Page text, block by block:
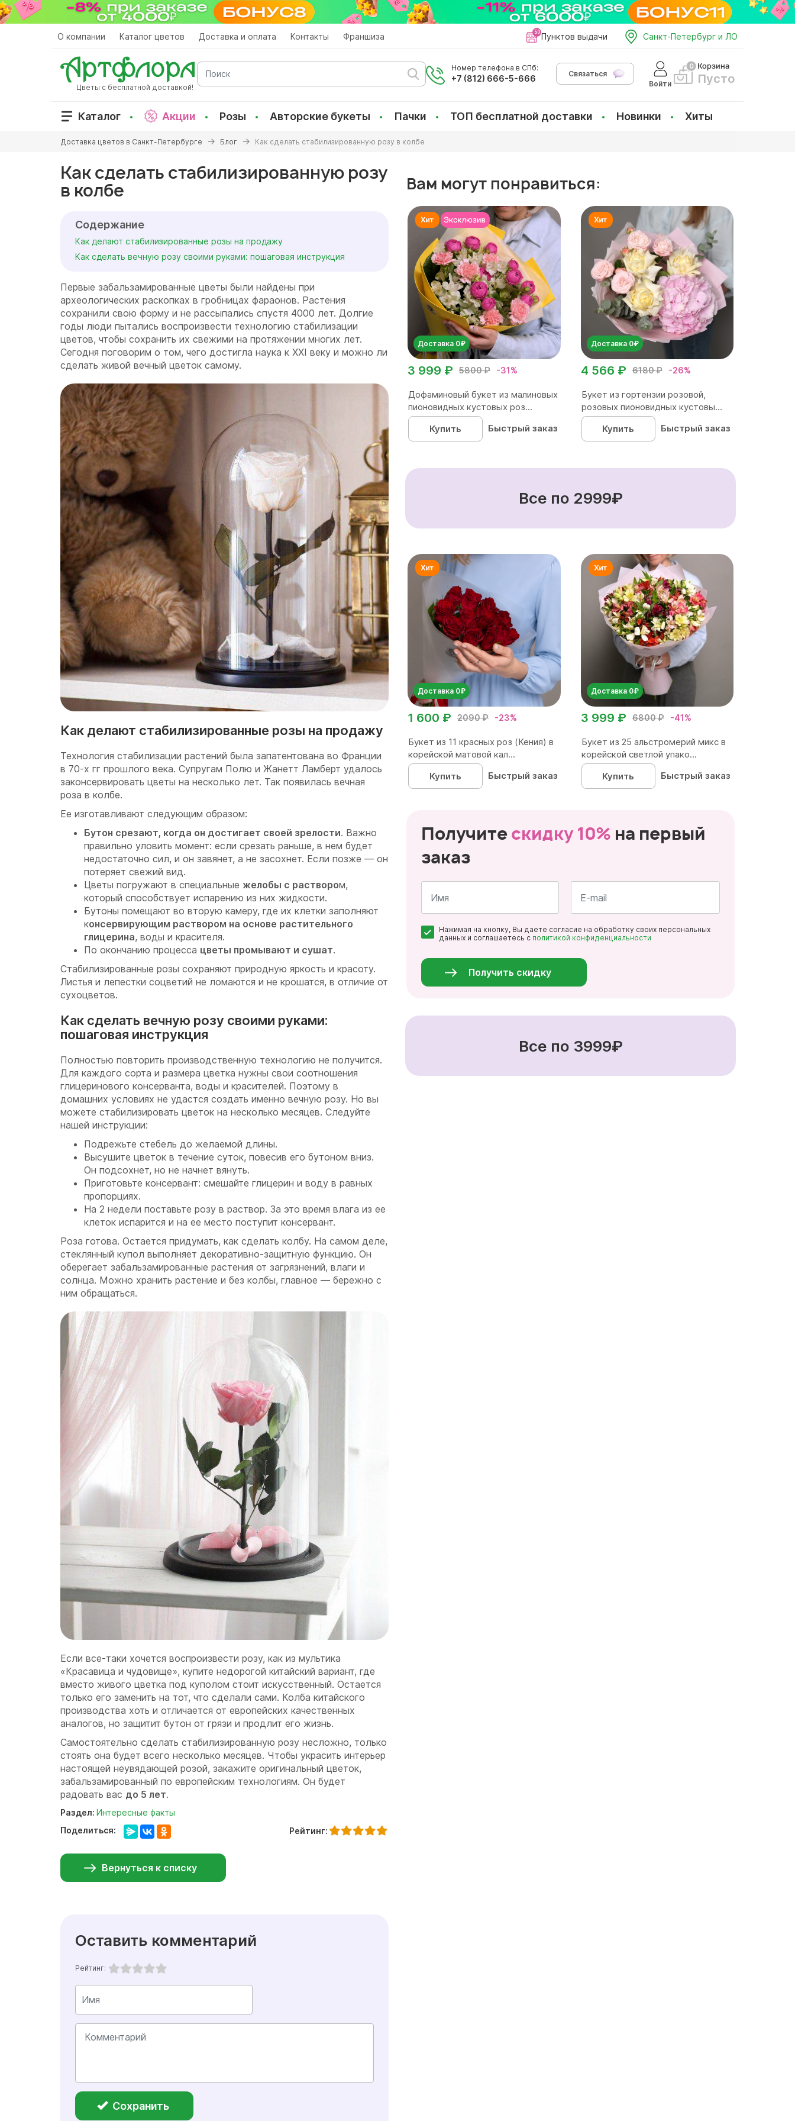
Перейти
к
О компании Каталог цветов Доставка и оплата Контакты Франшиза Пунктов выдачи Санкт-Петербург и ЛО
Цветы с бесплатной доставкой!
Поиск
Номер телефона в СПб:
+7 (812) 666-5-666
Связаться
Войти
Корзина
Пусто
Каталог Акции Розы Авторские букеты Пачки ТОП бесплатной доставки Новинки Хиты
здесь
Доставка цветов в Санкт-Петербурге Блог Как сделать стабилизированную розу в колбе
Как сделать стабилизированную розу
в колбе
Содержание
Как делают стабилизированные розы на продажу
Как сделать вечную розу своими руками: пошаговая инструкция
Первые забальзамированные цветы были найдены при
археологических раскопках в гробницах фараонов. Растения
сохранили свою форму и не рассыпались спустя 4000 лет. Долгие
годы люди пытались воспроизвести технологию стабилизации
цветов, чтобы сохранить их свежими на протяжении многих лет.
Сегодня поговорим о том, чего достигла наука к XXI веку и можно ли
сделать живой вечный цветок самому.
Как делают стабилизированные розы на продажу
Технология стабилизации растений была запатентована во Франции
в 70-х гг прошлого века. Супругам Полю и Жанетт Ламберт удалось
законсервировать цветы на несколько лет. Так появилась вечная
роза в колбе.
Ее изготавливают следующим образом:
Бутон срезают, когда он достигает своей зрелости. Важно
правильно уловить момент: если срезать раньше, в нем будет
недостаточно сил, и он завянет, а не засохнет. Если позже — он
потеряет свежий вид.
Цветы погружают в специальные желобы с раствором,
который способствует испарению из них жидкости.
Бутоны помещают во вторую камеру, где их клетки заполняют
консервирующим раствором на основе растительного
глицерина, воды и красителя.
По окончанию процесса цветы промывают и сушат.
Стабилизированные розы сохраняют природную яркость и красоту.
Листья и лепестки соцветий не ломаются и не крошатся, в отличие от
сухоцветов.
Как сделать вечную розу своими руками:
пошаговая инструкция
Полностью повторить производственную технологию не получится.
Для каждого сорта и размера цветка нужны свои соотношения
глицеринового консерванта, воды и красителей. Поэтому в
домашних условиях не удастся создать именно вечную розу. Но вы
можете стабилизировать цветок на несколько месяцев. Следуйте
нашей инструкции:
Подрежьте стебель до желаемой длины.
Высушите цветок в течение суток, повесив его бутоном вниз.
Он подсохнет, но не начнет вянуть.
Приготовьте консервант: смешайте глицерин и воду в равных
пропорциях.
На 2 недели поставьте розу в раствор. За это время влага из ее
клеток испарится и на ее место поступит консервант.
Роза готова. Остается придумать, как сделать колбу. На самом деле,
стеклянный купол выполняет декоративно-защитную функцию. Он
оберегает забальзамированные растения от загрязнений, влаги и
солнца. Можно хранить растение и без колбы, главное — бережно с
ним обращаться.
Если все-таки хочется воспроизвести розу, как из мультика
«Красавица и чудовище», купите недорогой китайский вариант, где
вместо живого цветка под куполом стоит искусственный. Остается
только его заменить на тот, что сделали сами. Колба китайского
производства хоть и отличается от европейских качественных
аналогов, но защитит бутон от грязи и продлит его жизнь.
Самостоятельно сделать стабилизированную розу несложно, только
стоять она будет всего несколько месяцев. Чтобы украсить интерьер
настоящей неувядающей розой, закажите оригинальный цветок,
забальзамированный по европейским технологиям. Он будет
радовать вас до 5 лет.
Раздел: Интересные факты
Поделиться:
Рейтинг:
Вернуться к списку
Оставить комментарий
Рейтинг:
Сохранить
Вам могут понравиться:
Доставка 0₽
5800 ₽ -31%
3 999 ₽
Дофаминовый букет из малиновых
пионовидных кустовых роз...
Купить
Быстрый заказ
Доставка 0₽
6180 ₽ -26%
4 566 ₽
Букет из гортензии розовой,
розовых пионовидных кустовы...
Купить
Быстрый заказ
Все по 2999₽
Доставка 0₽
2090 ₽ -23%
1 600 ₽
Букет из 11 красных роз (Кения) в
корейской матовой кал...
Купить
Быстрый заказ
Доставка 0₽
6800 ₽ -41%
3 999 ₽
Букет из 25 альстромерий микс в
корейской светлой упако...
Купить
Быстрый заказ
Получитескидку 10% на первый
заказ
*
*
Нажимая на кнопку, Вы даете согласие на обработку своих персональных
данных и соглашаетесь с политикой конфиденциальности
Получить скидку
Все по 3999₽